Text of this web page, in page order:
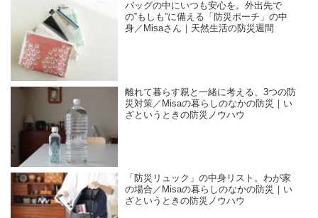
バッグの中にいつも安心を。外出先で
の‟もしも”に備える「防災ポーチ」の中
身／Misaさん｜天然生活の防災週間
離れて暮らす親と一緒に考える、3つの防
災対策／Misaの暮らしのなかの防災｜い
ざというときの防災ノウハウ
「防災リュック」の中身リスト。わが家
の場合／Misaの暮らしのなかの防災｜い
ざというときの防災ノウハウ